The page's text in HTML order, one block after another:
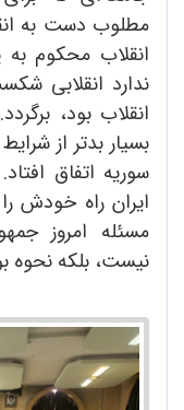
مطلوب دست به
انقلاب محکوم
ندارد انقلابی
انقلاب بود،
بسیار بدتر از
سوریه اتفاق
ایران راه خودش
مسئله امروز
نیست، بلکه نحوه